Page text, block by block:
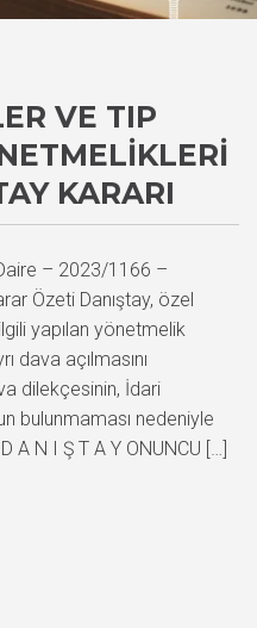
VE TIP
KARARI
– 2023/1166 –
Özeti Danıştay, özel
yapılan yönetmelik
dava açılmasını
dilekçesinin, İdari
bulunmaması nedeniyle
A N I Ş T A Y ONUNCU […]